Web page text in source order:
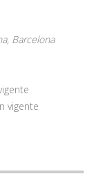
Barcelona
vigente